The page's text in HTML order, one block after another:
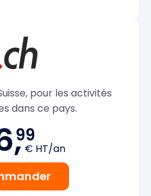
pour les activités
dans ce pays.
99
€ HT/an